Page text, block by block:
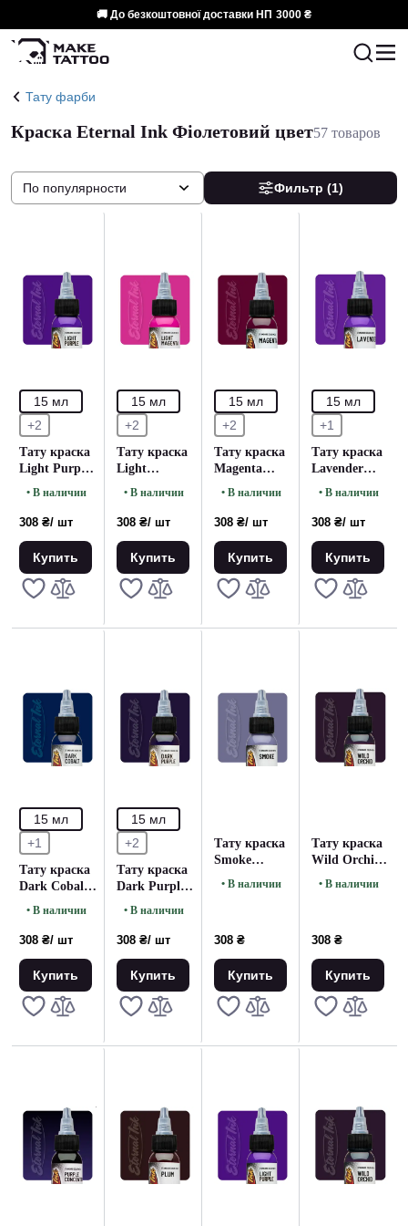
🚚 До безкоштовної доставки НП 3000 ₴
Тату фарби
Краска Eternal Ink Фіолетовий цвет57 товаров
Фильтр (1)
По популярности
15 мл
+2
Тату краска
Light Purple
Eternal (15
• В наличии
308 ₴/ шт
Купить
15 мл
+2
Тату краска
Light
Magenta
мл)
• В наличии
308 ₴/ шт
Купить
15 мл
+2
Тату краска
Magenta
Eternal (15
• В наличии
308 ₴/ шт
Купить
15 мл
+1
Тату краска
Lavender
Eternal (15
• В наличии
308 ₴/ шт
Купить
15 мл
+1
Тату краска
Dark Cobalt
Eternal (15
• В наличии
308 ₴/ шт
Купить
15 мл
+2
Тату краска
Dark Purple
Eternal (15
• В наличии
308 ₴/ шт
Купить
Тату краска
Smoke
Eternal (15
• В наличии
308 ₴
Купить
Тату краска
Wild Orchid
Eternal (15
• В наличии
308 ₴
Купить